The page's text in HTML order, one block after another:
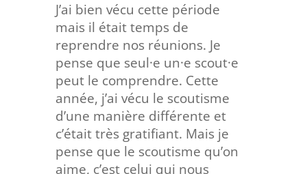
J’ai bien vécu cette période
mais il était temps de
reprendre nos réunions. Je
pense que seul·e un·e scout·e
peut le comprendre. Cette
année, j’ai vécu le scoutisme
d’une manière différente et
c’était très gratifiant. Mais je
pense que le scoutisme qu’on
aime, c’est celui qui nous